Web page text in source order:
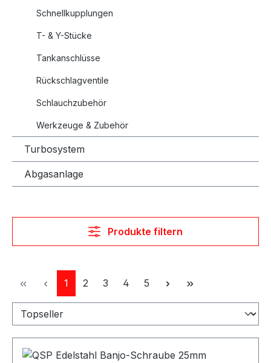
Schnellkupplungen
T- & Y-Stücke
Tankanschlüsse
Rückschlagventile
Schlauchzubehör
Werkzeuge & Zubehör
Turbosystem
Abgasanlage
Produkte filtern
Seite
1 Seite
2 Seite
3 Seite
4 Seite
5